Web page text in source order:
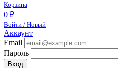
Корзина
0 ₽
Войти / Новый
Аккаунт
Email
Пароль
Вход